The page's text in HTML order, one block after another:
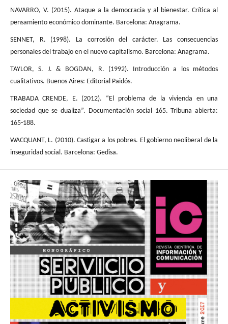
NAVARRO, V. (2015). Ataque a la democracia y al bienestar. Crítica al
pensamiento económico dominante. Barcelona: Anagrama.
SENNET, R. (1998). La corrosión del carácter. Las consecuencias
personales del trabajo en el nuevo capitalismo. Barcelona: Anagrama.
TAYLOR, S. J. & BOGDAN, R. (1992). Introducción a los métodos
cualitativos. Buenos Aires: Editorial Paidós.
TRABADA CRENDE, E. (2012). “El problema de la vivienda en una
sociedad que se dualiza”. Documentación social 165. Tribuna abierta:
165-188.
WACQUANT, L. (2010). Castigar a los pobres. El gobierno neoliberal de la
inseguridad social. Barcelona: Gedisa.